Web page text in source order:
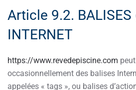
Article 9.2. BALISES
INTERNET
https://www.revedepiscine.com
occasionnellement des balises
appelées « tags », ou balises